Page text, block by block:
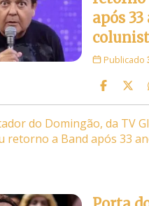
após
Publicado
do Domingão, da TV
retorno a Band após 33